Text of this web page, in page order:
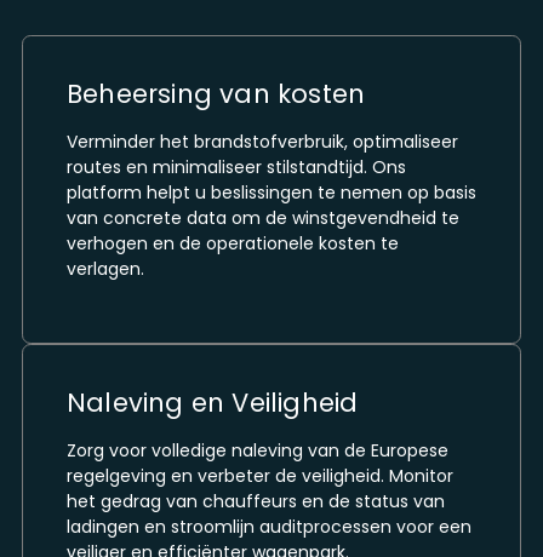
Beheersing van kosten
Verminder het brandstofverbruik, optimaliseer
routes en minimaliseer stilstandtijd. Ons
platform helpt u beslissingen te nemen op basis
van concrete data om de winstgevendheid te
verhogen en de operationele kosten te
verlagen.
Naleving en Veiligheid
Zorg voor volledige naleving van de Europese
regelgeving en verbeter de veiligheid. Monitor
het gedrag van chauffeurs en de status van
ladingen en stroomlijn auditprocessen voor een
veiliger en efficiënter wagenpark.